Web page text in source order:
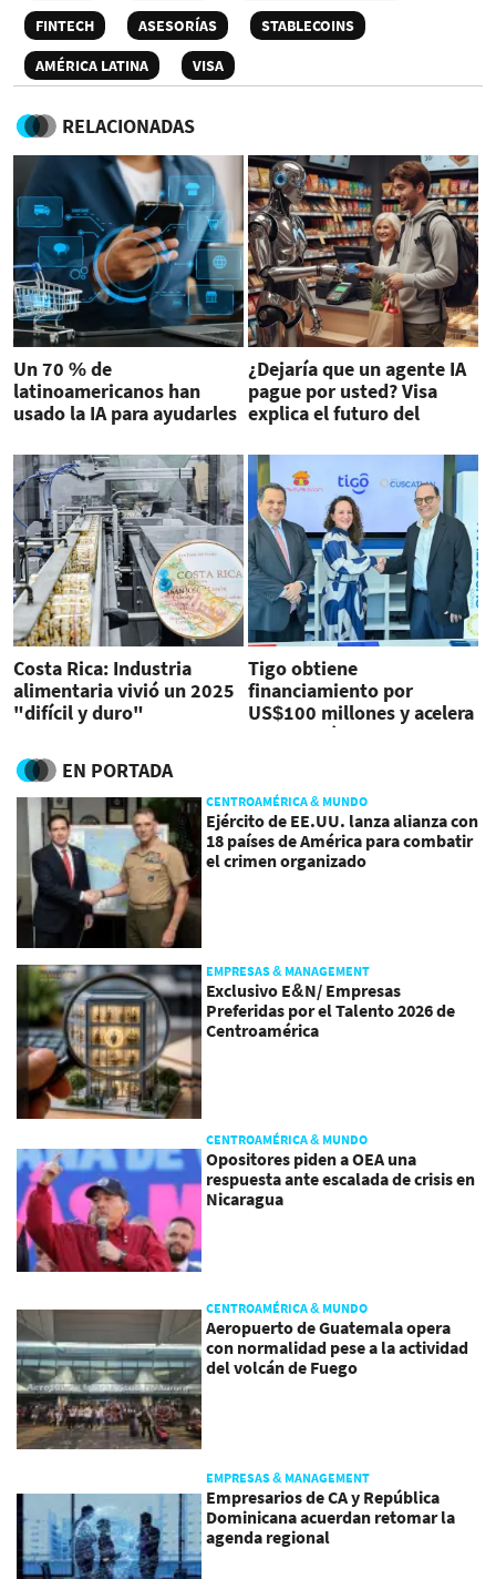
FINTECH
ASESORÍAS
STABLECOINS
AMÉRICA LATINA
VISA
RELACIONADAS
Un 70 % de
latinoamericanos han
usado la IA para ayudarles
¿Dejaría que un agente IA
pague por usted? Visa
explica el futuro del
Latinoamérica
Costa Rica: Industria
alimentaria vivió un 2025
"difícil y duro"
Tigo obtiene
financiamiento por
US$100 millones y acelera
la inversión digital en El
EN PORTADA
CENTROAMÉRICA & MUNDO
Ejército de EE.UU. lanza alianza con
18 países de América para combatir
el crimen organizado
EMPRESAS & MANAGEMENT
Exclusivo E&N/ Empresas
Preferidas por el Talento 2026 de
Centroamérica
CENTROAMÉRICA & MUNDO
Opositores piden a OEA una
respuesta ante escalada de crisis en
Nicaragua
CENTROAMÉRICA & MUNDO
Aeropuerto de Guatemala opera
con normalidad pese a la actividad
del volcán de Fuego
EMPRESAS & MANAGEMENT
Empresarios de CA y República
Dominicana acuerdan retomar la
agenda regional